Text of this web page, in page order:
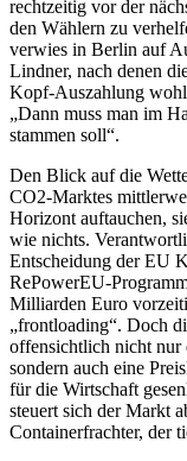
rechtzeitig vor der
den Wählern zu
verwies in Berlin auf
Lindner, nach denen
Kopf-Auszahlung wohl
„Dann muss man im
stammen soll“.
Den Blick auf die
CO2-Marktes
Horizont auftauchen,
wie nichts.
Entscheidung der EU
RePowerEU-
Milliarden Euro
„frontloading“. Doch
offensichtlich nicht nur
sondern auch eine
für die Wirtschaft
steuert sich der Markt
Containerfrachter, der